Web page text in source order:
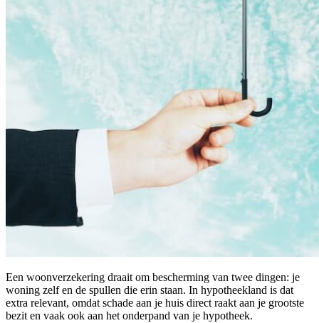
Een woonverzekering draait om bescherming van twee dingen: je
woning zelf en de spullen die erin staan. In hypotheekland is dat
extra relevant, omdat schade aan je huis direct raakt aan je grootste
bezit en vaak ook aan het onderpand van je hypotheek.